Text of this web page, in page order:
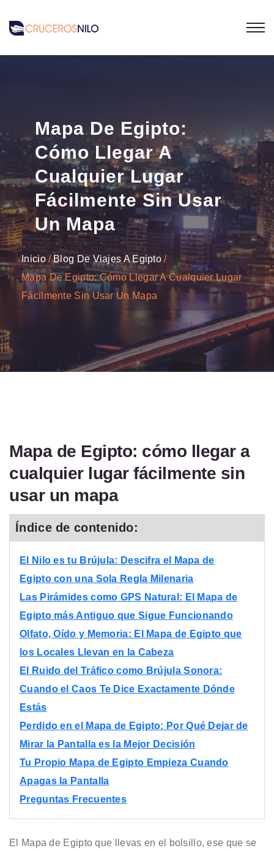
Mapa De Egipto:
Cómo Llegar A
Cualquier Lugar
Fácilmente Sin Usar
Un Mapa
Inicio
Blog De Viajes A Egipto
Mapa De Egipto: Cómo Llegar A Cualquier Lugar
Fácilmente Sin Usar Un Mapa
Mapa de Egipto: cómo llegar a
cualquier lugar fácilmente sin
usar un mapa
Índice de contenido:
El Nilo es tu Brújula: Descifra el Mapa de
Egipto con una Sola Regla Milenaria
Las Pirámides como GPS Natural: El Mapa de
Egipto más Antiguo que Sigue Funcionando
Olfato, Oído y Memoria: El Mapa de Egipto que
los Locales Llevan en la Cabeza
El Ruido del Tráfico como Brújula Sonora:
Cuando el Caos Te Dice Exactamente Dónde
Estás
Perdido en el Mapa de Egipto: Por Qué Dejar de
Mirar la Pantalla es la Mejor Decisión
Tu Propio Mapa de Egipto Empieza Cuando
Apagas la Pantalla
Preguntas Frecuentes
El Mapa de Egipto que llevas en el bolsillo, ese que se